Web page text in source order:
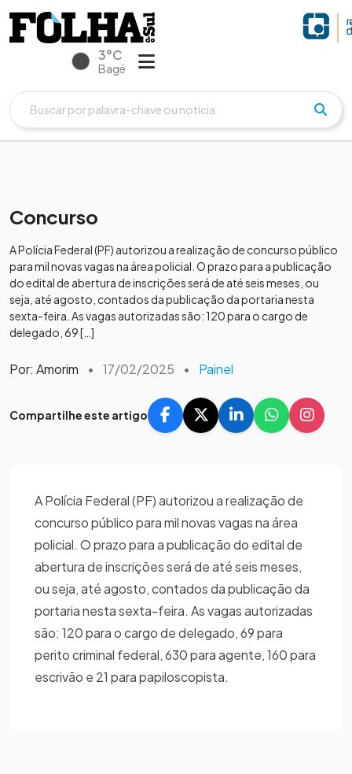
3°C
Bagé
Concurso
A Polícia Federal (PF) autorizou a realização de concurso público
para mil novas vagas na área policial. O prazo para a publicação
do edital de abertura de inscrições será de até seis meses, ou
seja, até agosto, contados da publicação da portaria nesta
sexta-feira. As vagas autorizadas são: 120 para o cargo de
delegado, 69 […]
Por: Amorim • 17/02/2025 • Painel
Compartilhe este artigo
A Polícia Federal (PF) autorizou a realização de
concurso público para mil novas vagas na área
policial. O prazo para a publicação do edital de
abertura de inscrições será de até seis meses,
ou seja, até agosto, contados da publicação da
portaria nesta sexta-feira. As vagas autorizadas
são: 120 para o cargo de delegado, 69 para
perito criminal federal, 630 para agente, 160 para
escrivão e 21 para papiloscopista.